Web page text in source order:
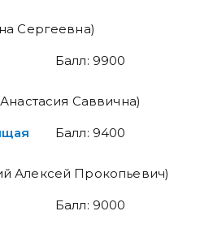
Сергеевна)
Балл: 9900
Саввична)
Балл: 9400
Алексей Прокопьевич)
Балл: 9000